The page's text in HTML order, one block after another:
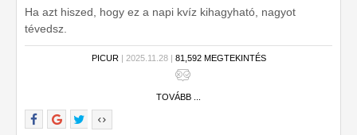
Ha azt hiszed, hogy ez a napi kvíz kihagyható, nagyot
tévedsz.
PICUR| 2025.11.28 | 81,592 MEGTEKINTÉS
TOVÁBB ...